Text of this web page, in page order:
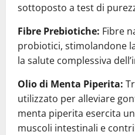
sottoposto a test di
Fibre Prebiotiche: Fibre
probiotici, stimolandone
la salute complessiva
Olio di Menta Piperita:
utilizzato per alleviare
menta piperita esercita
muscoli intestinali e